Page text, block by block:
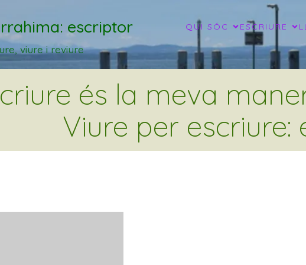
escriptor QUI SÓC ESCRIURE
viure i reviure
és la meva
Viure per escriure: